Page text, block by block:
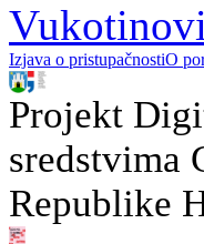
Izjava o pristupačnostiO
Projekt
sredstvima
Republike